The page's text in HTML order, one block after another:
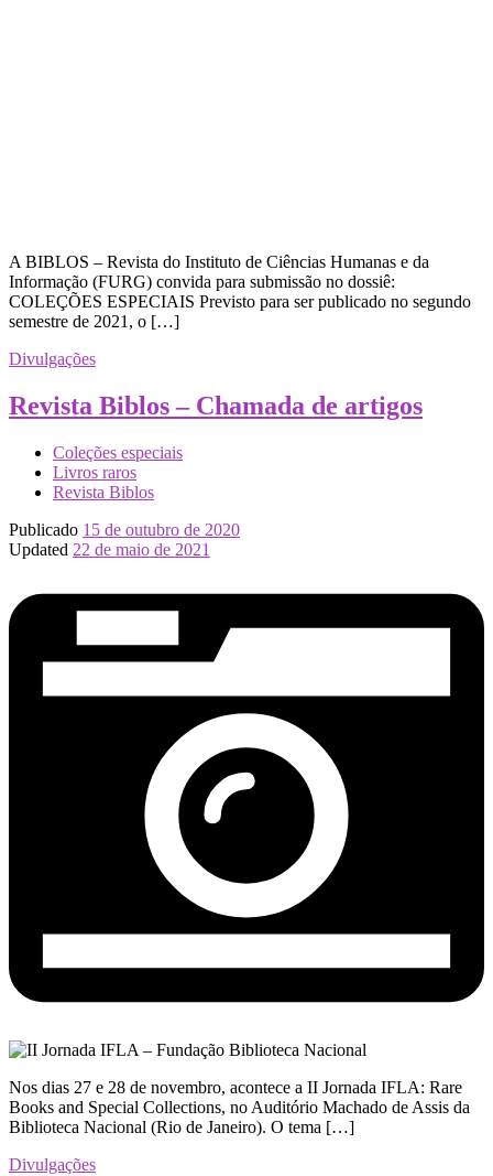
A BIBLOS – Revista do Instituto de Ciências Humanas e da
Informação (FURG) convida para submissão no dossiê:
COLEÇÕES ESPECIAIS Previsto para ser publicado no segundo
semestre de 2021, o […]
Divulgações
Revista Biblos – Chamada de artigos
Coleções especiais
Livros raros
Revista Biblos
Publicado 15 de outubro de 2020
Updated 22 de maio de 2021
Nos dias 27 e 28 de novembro, acontece a II Jornada IFLA: Rare
Books and Special Collections, no Auditório Machado de Assis da
Biblioteca Nacional (Rio de Janeiro). O tema […]
Divulgações